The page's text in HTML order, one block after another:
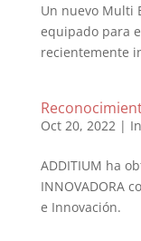
Un nuevo Multi
equipado para
recientemente
Oct 20, 2022|
ADDITIUM ha
INNOVADORA
e Innovación.